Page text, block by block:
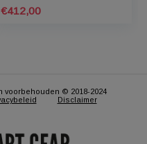
4 bewegingssensoren